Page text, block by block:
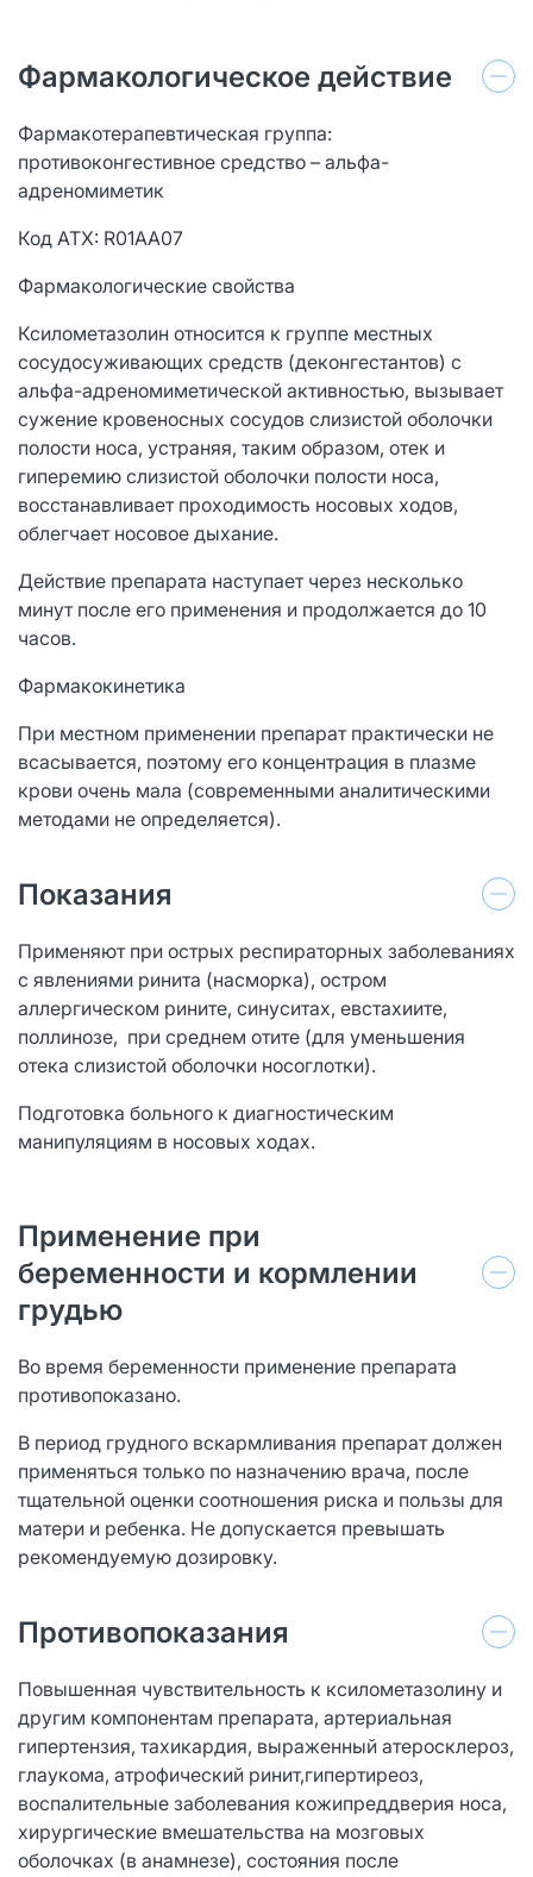
Фармакологическое действие
Фармакотерапевтическая группа:
противоконгестивное средство – альфа-
адреномиметик
Код ATX: R01AA07
Фармакологические свойства
Ксилометазолин относится к группе местных
сосудосуживающих средств (деконгестантов) с
альфа-адреномиметической активностью, вызывает
сужение кровеносных сосудов слизистой оболочки
полости носа, устраняя, таким образом, отек и
гиперемию слизистой оболочки полости носа,
восстанавливает проходимость носовых ходов,
облегчает носовое дыхание.
Действие препарата наступает через несколько
минут после его применения и продолжается до 10
часов.
Фармакокинетика
При местном применении препарат практически не
всасывается, поэтому его концентрация в плазме
крови очень мала (современными аналитическими
методами не определяется).
Показания
Применяют при острых респираторных заболеваниях
с явлениями ринита (насморка), остром
аллергическом рините, синуситах, евстахиите,
поллинозе, при среднем отите (для уменьшения
отека слизистой оболочки носоглотки).
Подготовка больного к диагностическим
манипуляциям в носовых ходах.
Применение при
беременности и кормлении
грудью
Во время беременности применение препарата
противопоказано.
В период грудного вскармливания препарат должен
применяться только по назначению врача, после
тщательной оценки соотношения риска и пользы для
матери и ребенка. Не допускается превышать
рекомендуемую дозировку.
Противопоказания
Повышенная чувствительность к ксилометазолину и
другим компонентам препарата, артериальная
гипертензия, тахикардия, выраженный атеросклероз,
глаукома, атрофический ринит,гипертиреоз,
воспалительные заболевания кожипреддверия носа,
хирургические вмешательства на мозговых
оболочках (в анамнезе), состояния после